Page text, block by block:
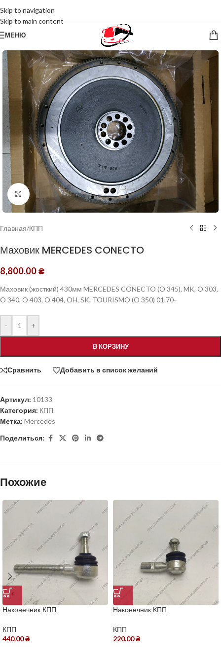
Skip to navigation
Skip to main content
МЕНЮ
Нажмите, чтобы увеличить
Главная/КПП
Маховик MERCEDES CONECTO
8,800.00₴
Маховик (жосткий) 430мм MERCEDES CONECTO (O 345), MK, O 303,
O 340, O 403, O 404, OH, SK, TOURISMO (O 350) 01.70-
- +
В КОРЗИНУ
Сравнить Добавить в список желаний
Артикул: 10133
Категория: КПП
Метка: Mercedes
Поделиться:
Похожие
Наконечник КПП
КПП
440.00₴
Наконечник КПП
КПП
220.00₴